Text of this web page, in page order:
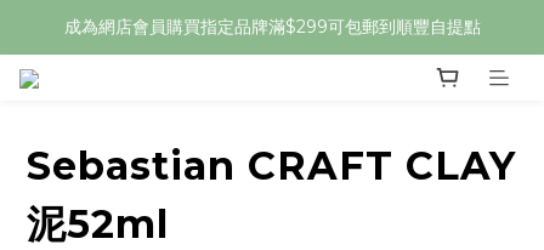
成為網店會員購買指定品牌滿$299可包郵到順豐自提點
Sebastian CRAFT CLAY
泥52ml